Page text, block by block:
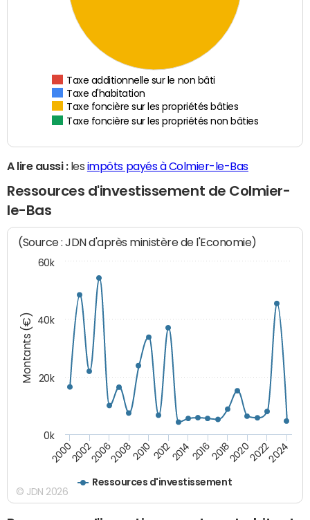
Taxe additionnelle sur le non bâti
Taxe d'habitation
Taxe foncière sur les propriétés bâties
Taxe foncière sur les propriétés non bâties
A lire aussi :les impôts payés à Colmier-le-Bas
Ressources d'investissement de Colmier-
le-Bas
Montants (€)
(Source : JDN d'après ministère de l'Economie)
Ressources d'investissement
20002002200620082010 2012201420162018202020222024
0k
20k
40k
60k
© JDN 2026